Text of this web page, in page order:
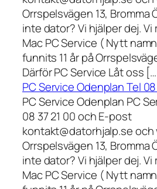
Orrspelsvägen 13, Bromma
inte dator? Vi hjälper dej. Vi
Mac PC Service ( Nytt
funnits 11 år på
Därför PC Service Låt oss
PC Service Odenplan Tel 08
PC Service Odenplan PC
08 37 21 00 och E-post
kontakt@datorhjalp.se och
Orrspelsvägen 13, Bromma
inte dator? Vi hjälper dej. Vi
Mac PC Service ( Nytt